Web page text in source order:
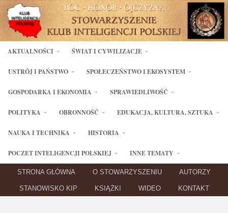
AKTUALNOŚCI ŚWIAT I CYWILIZACJE
USTRÓJ I PAŃSTWO SPOŁECZEŃSTWO I EKOSYSTEM
GOSPODARKA I EKONOMIA SPRAWIEDLIWOŚĆ
POLITYKA OBRONNOŚĆ EDUKACJA, KULTURA, SZTUKA
NAUKA I TECHNIKA HISTORIA
POCZET INTELIGENCJI POLSKIEJ INNE TEMATY
STRONA GŁÓWNA O STOWARZYSZENIU AUTORZY
STANOWISKO KIP KSIĄŻKI WIDEO KONTAKT